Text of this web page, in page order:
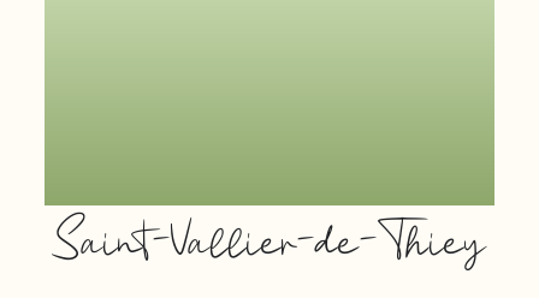
Saint-Vallier-de-Thiey